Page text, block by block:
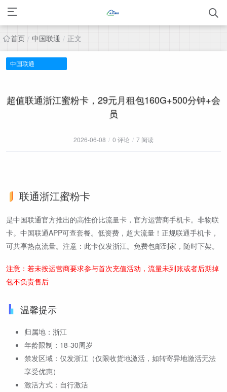
首页 / 中国联通 / 正文
中国联通
超值联通浙江蜜粉卡，29元月租包160G+500分钟+会
员
2026-06-08 / 0 评论 / 7 阅读
联通浙江蜜粉卡
是中国联通官方推出的高性价比流量卡，官方运营商手机卡。非物联
卡。中国联通APP可查套餐。低资费，超大流量！正规联通手机卡，
可共享热点流量。注意：此卡仅发浙江。免费包邮到家，随时下架。
注意：若未按运营商要求参与首次充值活动，流量未到账或者后期掉
包不负责售后
温馨提示
归属地：浙江
年龄限制：18-30周岁
禁发区域：仅发浙江（仅限收货地激活，如转寄异地激活无法
享受优惠）
激活方式：自行激活